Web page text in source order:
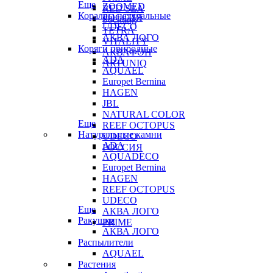
RED SEA
Sochting
TETRA
VITALITY
АКВАФОН
ARTUNIQ
ZOOMED
РОССИЯ
Еще
Кораллы натуральные
UDECO
АКВА ЛОГО
Коряги природные
ADA
AQUAEL
Europet Bernina
HAGEN
JBL
NATURAL COLOR
REEF OCTOPUS
UDECO
РОССИЯ
Еще
Натуральные камни
ADA
AQUADECO
Europet Bernina
HAGEN
REEF OCTOPUS
UDECO
АКВА ЛОГО
PRIME
Еще
Ракушки
АКВА ЛОГО
Распылители
AQUAEL
Растения